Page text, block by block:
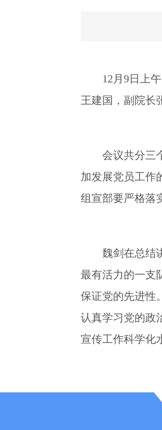
12月9日上
王建国，副院长
会议共分三
加发展党员工作
组宣部要严格落
魏剑在总结
最有活力的一支
保证党的先进性
认真学习党的政
宣传工作科学化